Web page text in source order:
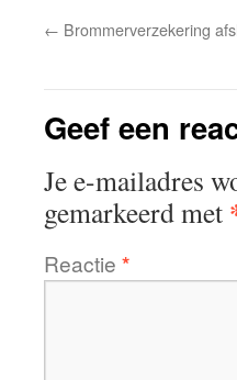
← Brommerverzekering
Geef een
Je e-mailadres
gemarkeerd met
Reactie *